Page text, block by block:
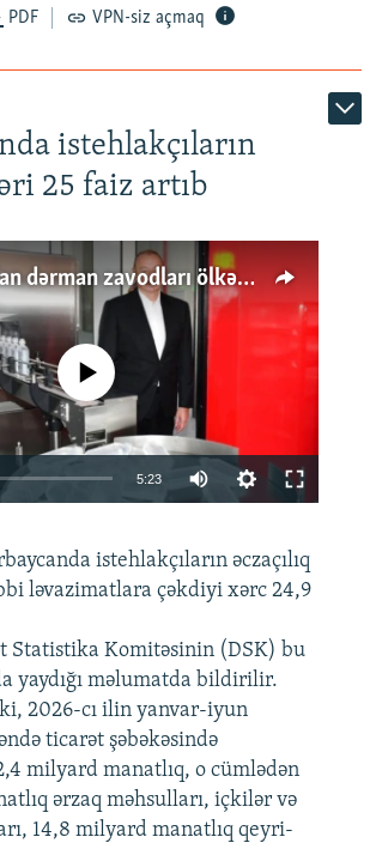
PDF VPN-siz açmaq
istehlakçıların
25 faiz artıb
Ard-arda açılan dərman zavodları ölkənin tələbatını ödəyirmi?
240p 360p 480p
720p 1080p
source currently available
5:23
360p
480p
720p
1080p
istehlakçıların əczaçılıq
ləvazimatlara çəkdiyi xərc 24,9
Statistika Komitəsinin (DSK) bu
yaydığı məlumatda bildirilir.
2026-cı ilin yanvar-iyun
ticarət şəbəkəsində
milyard manatlıq, o cümlədən
ərzaq məhsulları, içkilər və
14,8 milyard manatlıq qeyri-